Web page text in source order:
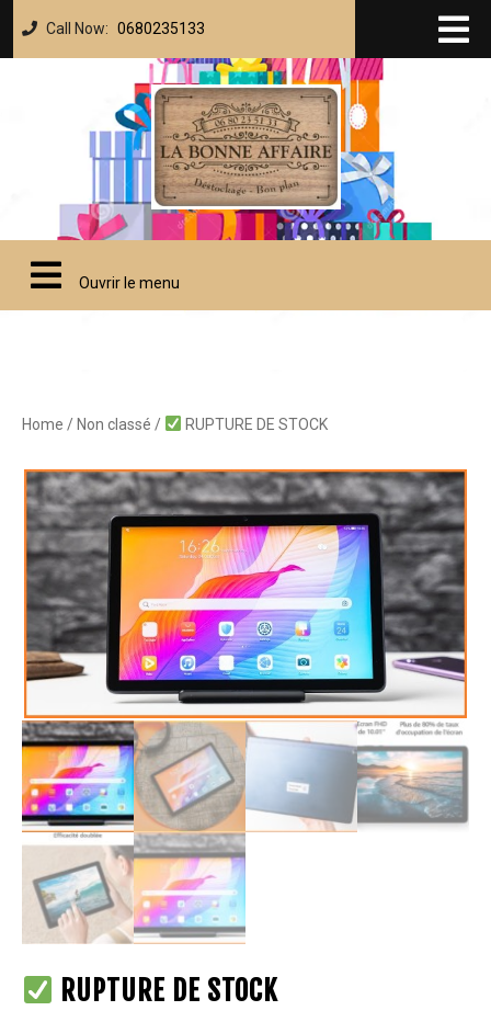
Call Now: 0680235133
Ouvrir le menu
Home / Non classé / RUPTURE DE STOCK
RUPTURE DE STOCK